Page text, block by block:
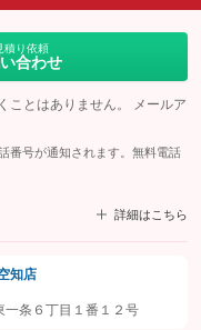
積り依頼
合わせ
ことはありません。 メールア
番号が通知されます。無料電話
詳細はこちら
てから「許可する」ボタンを押
知店
条６丁目１番１２号